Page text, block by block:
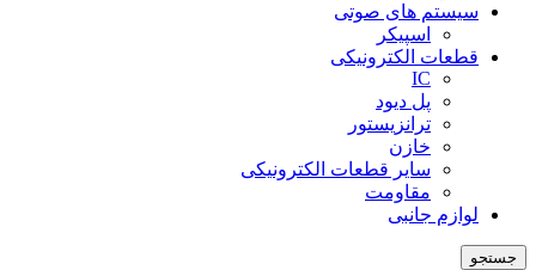
سیستم های صوتی
اسپیکر
قطعات الکترونیکی
IC
پل دیود
ترانزیستور
خازن
سایر قطعات الکترونیکی
مقاومت
لوازم جانبی
جستجو